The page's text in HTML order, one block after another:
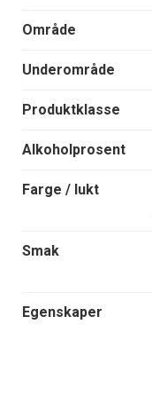
Område
Underområde
Produktklasse
Alkoholprosent
Farge / lukt
Smak
Egenskaper